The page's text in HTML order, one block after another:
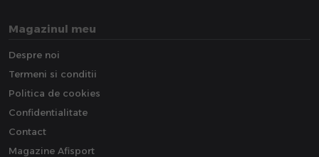
Magazinul meu
Despre noi
Termeni si conditii
Politica de cookies
Confidentialitate
Contact
Magazine Afisport